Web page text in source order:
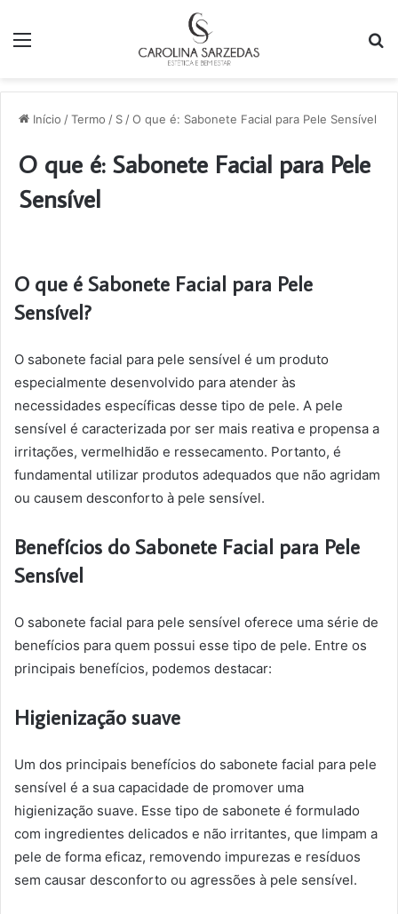
Início /Termo / S /O que é: Sabonete Facial para Pele Sensível
O que é: Sabonete Facial para Pele
Sensível
O que é Sabonete Facial para Pele
Sensível?
O sabonete facial para pele sensível é um produto
especialmente desenvolvido para atender às
necessidades específicas desse tipo de pele. A pele
sensível é caracterizada por ser mais reativa e propensa a
irritações, vermelhidão e ressecamento. Portanto, é
fundamental utilizar produtos adequados que não agridam
ou causem desconforto à pele sensível.
Benefícios do Sabonete Facial para Pele
Sensível
O sabonete facial para pele sensível oferece uma série de
benefícios para quem possui esse tipo de pele. Entre os
principais benefícios, podemos destacar:
Higienização suave
Um dos principais benefícios do sabonete facial para pele
sensível é a sua capacidade de promover uma
higienização suave. Esse tipo de sabonete é formulado
com ingredientes delicados e não irritantes, que limpam a
pele de forma eficaz, removendo impurezas e resíduos
sem causar desconforto ou agressões à pele sensível.